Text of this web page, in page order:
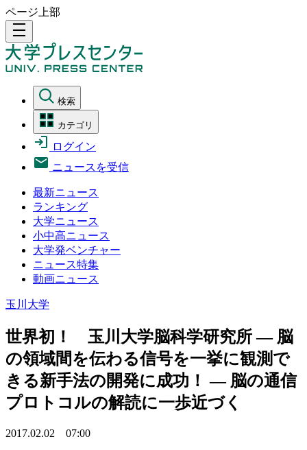
ページ上部
density_medium
検索
カテゴリ
ログイン
ニュースを受信
最新ニュース
ランキング
大学ニュース
小中高ニュース
大学発ベンチャー
ニュース特集
動画ニュース
玉川大学
世界初！ 玉川大学脳科学研究所 — 脳
の領域間を伝わる信号を一挙に観測で
きる新手法の開発に成功！ — 脳の通信
プロトコルの解読に一歩近づく
2017.02.02 07:00